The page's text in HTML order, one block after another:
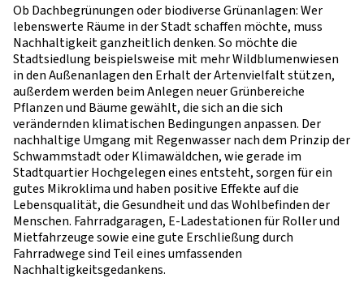
Ob Dachbegrünungen oder biodiverse Grünanlagen: Wer
lebenswerte Räume in der Stadt schaffen möchte, muss
Nachhaltigkeit ganzheitlich denken. So möchte die
Stadtsiedlung beispielsweise mit mehr Wildblumenwiesen
in den Außenanlagen den Erhalt der Artenvielfalt stützen,
außerdem werden beim Anlegen neuer Grünbereiche
Pflanzen und Bäume gewählt, die sich an die sich
verändernden klimatischen Bedingungen anpassen. Der
nachhaltige Umgang mit Regenwasser nach dem Prinzip der
Schwammstadt oder Klimawäldchen, wie gerade im
Stadtquartier Hochgelegen eines entsteht, sorgen für ein
gutes Mikroklima und haben positive Effekte auf die
Lebensqualität, die Gesundheit und das Wohlbefinden der
Menschen. Fahrradgaragen, E-Ladestationen für Roller und
Mietfahrzeuge sowie eine gute Erschließung durch
Fahrradwege sind Teil eines umfassenden
Nachhaltigkeitsgedankens.